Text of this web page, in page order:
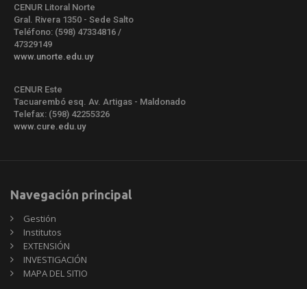
CENUR Litoral Norte
Gral. Rivera 1350 - Sede Salto
Teléfono: (598) 47334816 /
47329149
www.unorte.edu.uy
CENUR Este
Tacuarembó esq. Av. Artigas - Maldonado
Telefax: (598) 42255326
www.cure.edu.uy
Navegación principal
Gestión
Institutos
EXTENSIÓN
INVESTIGACIÓN
MAPA DEL SITIO